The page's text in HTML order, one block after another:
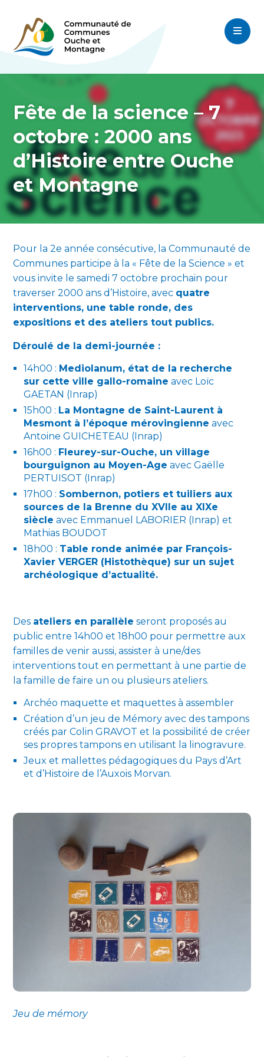
Fête de la science – 7
octobre : 2000 ans
d’Histoire entre Ouche
et Montagne
Pour la 2e année consécutive, la Communauté de
Communes participe à la « Fête de la Science » et
vous invite le samedi 7 octobre prochain pour
traverser 2000 ans d’Histoire, avec quatre
interventions, une table ronde, des
expositions et des ateliers tout publics.
Déroulé de la demi-journée :
14h00 : Mediolanum, état de la recherche
sur cette ville gallo-romaine avec Loïc
GAETAN (Inrap)
15h00 : La Montagne de Saint-Laurent à
Mesmont à l’époque mérovingienne avec
Antoine GUICHETEAU (Inrap)
16h00 : Fleurey-sur-Ouche, un village
bourguignon au Moyen-Age avec Gaëlle
PERTUISOT (Inrap)
17h00 : Sombernon, potiers et tuiliers aux
sources de la Brenne du XVIIe au XIXe
siècle avec Emmanuel LABORIER (Inrap) et
Mathias BOUDOT
18h00 : Table ronde animée par François-
Xavier VERGER (Histothèque) sur un sujet
archéologique d’actualité.
Des ateliers en parallèle seront proposés au
public entre 14h00 et 18h00 pour permettre aux
familles de venir aussi, assister à une/des
interventions tout en permettant à une partie de
la famille de faire un ou plusieurs ateliers.
Archéo maquette et maquettes à assembler
Création d’un jeu de Mémory avec des tampons
créés par Colin GRAVOT et la possibilité de créer
ses propres tampons en utilisant la linogravure.
Jeux et mallettes pédagogiques du Pays d’Art
et d’Histoire de l’Auxois Morvan.
Jeu de mémory